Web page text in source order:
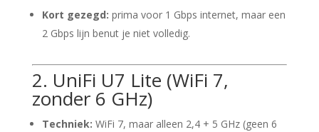
Kort gezegd: prima voor 1 Gbps internet, maar een
2 Gbps lijn benut je niet volledig.
2. UniFi U7 Lite (WiFi 7,
zonder 6 GHz)
Techniek: WiFi 7, maar alleen 2,4 + 5 GHz (geen 6